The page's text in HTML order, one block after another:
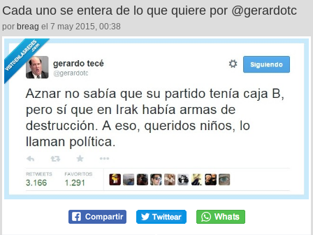
Cada uno se entera de lo que quiere por @gerardotc
por breag el 7 may 2015, 00:38